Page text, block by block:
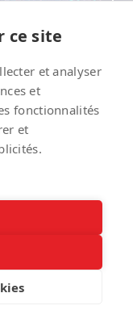
ce site
et analyser
et
fonctionnalités
et